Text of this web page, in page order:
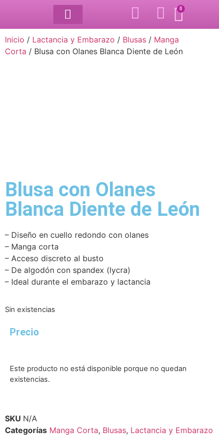
0
Inicio / Lactancia y Embarazo / Blusas / Manga
Corta / Blusa con Olanes Blanca Diente de León
Blusa con Olanes
Blanca Diente de León
– Diseño en cuello redondo con olanes
– Manga corta
– Acceso discreto al busto
– De algodón con spandex (lycra)
– Ideal durante el embarazo y lactancia
Sin existencias
Precio
Este producto no está disponible porque no quedan
existencias.
SKU N/A
Categorías Manga Corta, Blusas, Lactancia y Embarazo